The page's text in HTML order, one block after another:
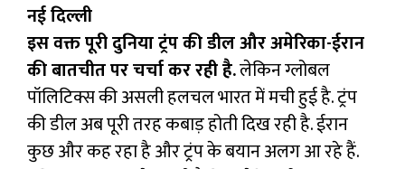
नई दिल्ली
इस वक्त पूरी दुनिया ट्रंप की डील और अमेरिका-ईरान
की बातचीत पर चर्चा कर रही है.लेकिन ग्लोबल
पॉलिटिक्स की असली हलचल भारत में मची हुई है. ट्रंप
की डील अब पूरी तरह कबाड़ होती दिख रही है. ईरान
कुछ और कह रहा है और ट्रंप के बयान अलग आ रहे हैं.